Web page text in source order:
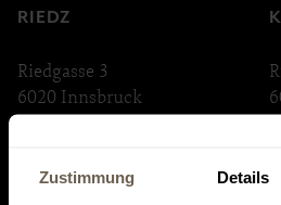
Zustimmung Details
RIEDZ
Riedgasse 3
6020 Innsbruck
ABSTEIGE